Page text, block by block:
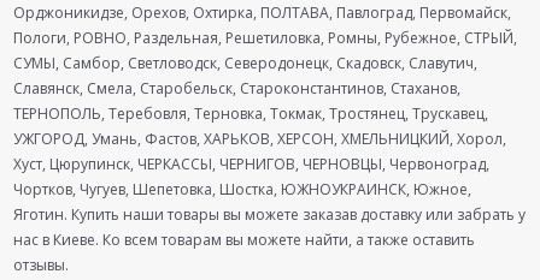
Орджоникидзе, Орехов, Охтирка, ПОЛТАВА, Павлоград, Первомайск,
Пологи, РОВНО, Раздельная, Решетиловка, Ромны, Рубежное, СТРЫЙ,
СУМЫ, Самбор, Светловодск, Северодонецк, Скадовск, Славутич,
Славянск, Смела, Старобельск, Староконстантинов, Стаханов,
ТЕРНОПОЛЬ, Теребовля, Терновка, Токмак, Тростянец, Трускавец,
УЖГОРОД, Умань, Фастов, ХАРЬКОВ, ХЕРСОН, ХМЕЛЬНИЦКИЙ, Хорол,
Хуст, Цюрупинск, ЧЕРКАССЫ, ЧЕРНИГОВ, ЧЕРНОВЦЫ, Червоноград,
Чортков, Чугуев, Шепетовка, Шостка, ЮЖНОУКРАИНСК, Южное,
Яготин. Купить наши товары вы можете заказав доставку или забрать у
нас в Киеве. Ко всем товарам вы можете найти, а также оставить
отзывы.